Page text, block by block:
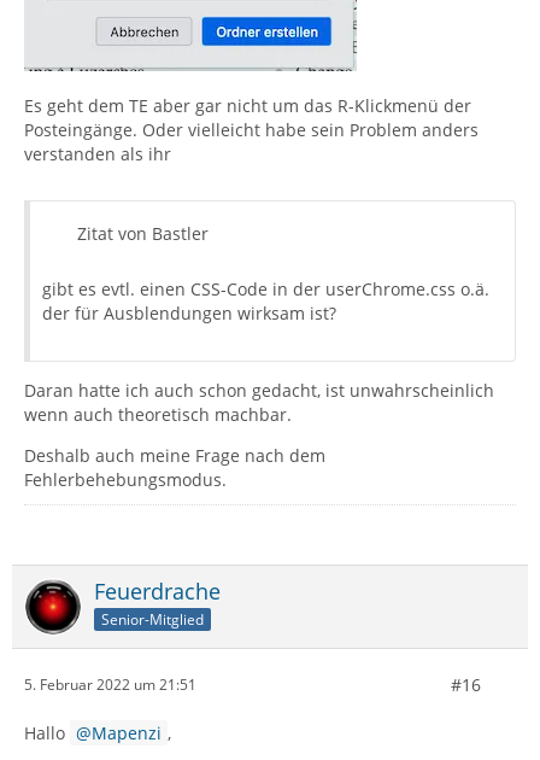
Es geht dem TE aber gar nicht um das R-Klickmenü der
Posteingänge. Oder vielleicht habe sein Problem anders
verstanden als ihr
Zitat von Bastler
gibt es evtl. einen CSS-Code in der userChrome.css o.ä.
der für Ausblendungen wirksam ist?
Daran hatte ich auch schon gedacht, ist unwahrscheinlich
wenn auch theoretisch machbar.
Deshalb auch meine Frage nach dem
Fehlerbehebungsmodus.
Feuerdrache
Senior-Mitglied
5. Februar 2022 um 21:51 #16
Hallo Mapenzi ,